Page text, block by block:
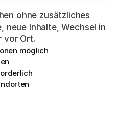
ohne zusätzliches
neue Inhalte, Wechsel in
vor Ort.
möglich